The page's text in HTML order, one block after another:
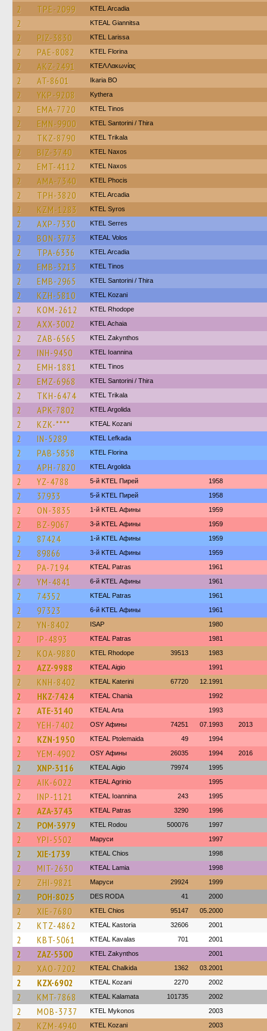
2
TPE-2099 KTEL Arcadia
2 KTEAL Giannitsa
2 PIZ-3830 KTEL Larissa
2 PAE-8082 KTEL Florina
2 AKZ-2491 ΚΤΕΛ Λακωνίας
2 AT-8601 Ikaria BO
2 YKP-9208 Kythera
2 EMA-7720 KTEL Tinos
2 EMN-9900 KTEL Santorini / Thira
2 TKZ-8790 ΚΤΕL Τrikala
2 BIZ-3740 KTEL Naxos
2 EMT-4112 KTEL Naxos
2 AMA-7340 ΚΤΕL Phocis
2 TPH-3820 KTEL Arcadia
2 KZM-1283 KTEL Syros
2 AXP-7330 KTEL Serres
2 BON-3773 KTEAL Volos
2 TPA-6336 KTEL Arcadia
2 EMB-3213 KTEL Tinos
2 EMB-2965 KTEL Santorini / Thira
2 KZH-5810 ΚΤΕL Kozani
2 KOM-2612 KTEL Rhodope
2 AXX-3002 KTEL Achaia
2 ZAB-6565 KTEL Zakynthos
2 INH-9450 KTEL Ioannina
2 EMH-1881 KTEL Tinos
2 EMZ-6968 KTEL Santorini / Thira
2 TKH-6474 ΚΤΕL Τrikala
2 APK-7802 KTEL Argolida
2 KZK-**** KTEAL Kozani
2 IN-5289 KTEL Lefkada
2 PAB-5858 KTEL Florina
2 APH-7820 KTEL Argolida
2 YZ-4788 5-й KTEL Пирей 1958
2 37933 5-й KTEL Пирей 1958
2 ON-3835 1-й KTEL Афины 1959
2 BZ-9067 3-й KTEL Афины 1959
2 87424 1-й KTEL Афины 1959
2 89866 3-й KTEL Афины 1959
2 PA-7194 KTEAL Patras 1961
2 YM-4841 6-й KTEL Афины 1961
2 74352 KTEAL Patras 1961
2 97323 6-й KTEL Афины 1961
2 YN-8402 ISAP 1980
2 IP-4893 KTEAL Patras 1981
2 KOA-9880 KTEL Rhodope 39513 1983
2 AZZ-9988 KTEAL Aigio 1991
2 KNH-8402 KTEAL Katerini 67720 12.1991
2 HKZ-7424 KTEAL Chania 1992
2 ATE-3140 KTEAL Arta 1993
2 YEH-7402 OSY Афины 74251 07.1993 2013
2 KZN-1950 KTEAL Ptolemaida 49 1994
2 YEM-4902 OSY Афины 26035 1994 2016
2 XNP-3116 KTEAL Aigio 79974 1995
2 AIK-6022 KTEAL Agrinio 1995
2 INP-1121 KTEAL Ioannina 243 1995
2 AZA-3743 KTEAL Patras 3290 1996
2 POM-3979 ΚΤΕL Rodou 500076 1997
2 YPI-5502 Маруси 1997
2 XIE-1739 KTEAL Chios 1998
2 MIT-2630 KTEAL Lamia 1998
2 ZHI-9821 Маруси 29924 1999
2 POH-8025 DES RODA 41 2000
2 XIE-7680 KTEL Chios 95147 05.2000
2 KTZ-4862 KTEAL Kastoria 32606 2001
2 KBT-5061 KTEAL Kavalas 701 2001
2 ZAZ-5300 KTEL Zakynthos 2001
2 XAO-7202 KTEAL Chalkida 1362 03.2001
2 KZX-6902 KTEAL Kozani 2270 2002
2 KMT-7868 KTEAL Kalamata 101735 2002
2 MOB-3737 KTEL Mykonos 2003
2 KZM-4940 ΚΤΕL Kozani 2003